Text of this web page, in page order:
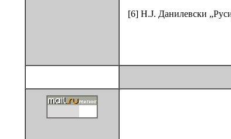
[6] Н.Ј. Данилевски